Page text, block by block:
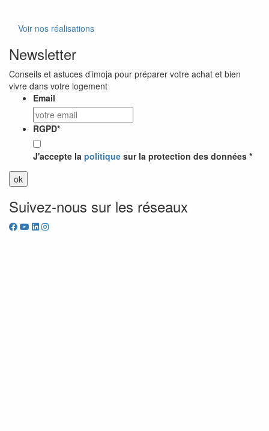
Voir nos réalisations
Newsletter
Conseils et astuces d’imoja pour préparer votre achat et bien
vivre dans votre logement
Email
RGPD*
J'accepte la politique sur la protection des données *
Suivez-nous sur les réseaux